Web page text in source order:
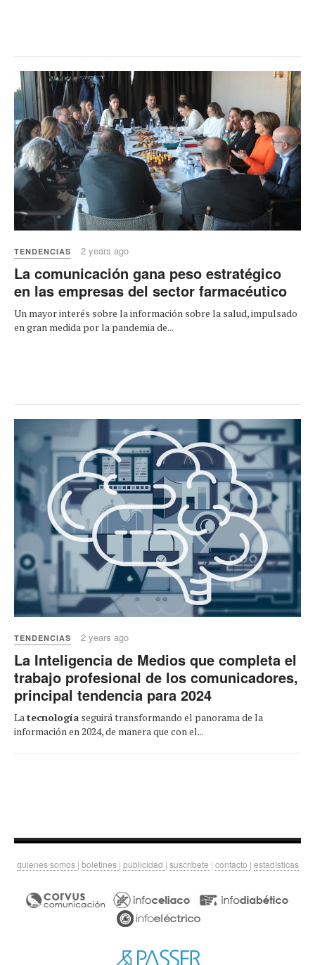
TENDENCIAS 2 years ago
La comunicación gana peso estratégico
en las empresas del sector farmacéutico
Un mayor interés sobre la información sobre la salud, impulsado
en gran medida por la pandemia de...
TENDENCIAS 2 years ago
La Inteligencia de Medios que completa el
trabajo profesional de los comunicadores,
principal tendencia para 2024
Latecnología seguirá transformando el panorama de la
información en 2024, de manera que con el...
quienes somos | boletines | publicidad | suscríbete | contacto | estadísticas